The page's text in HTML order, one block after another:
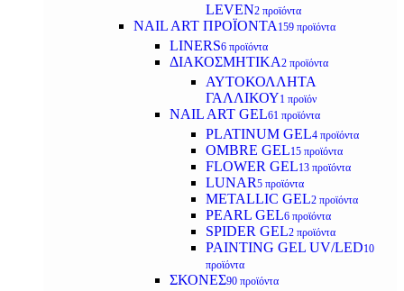
LEVEN2 προϊόντα
NAIL ART ΠΡΟΪΟΝΤΑ 159 προϊόντα
LINERS6 προϊόντα
ΔΙΑΚΟΣΜΗΤΙΚΑ2 προϊόντα
ΑΥΤΟΚΟΛΛΗΤΑ
ΓΑΛΛΙΚΟΥ1 προϊόν
NAIL ART GEL61 προϊόντα
PLATINUM GEL4 προϊόντα
OMBRE GEL15 προϊόντα
FLOWER GEL13 προϊόντα
LUNAR5 προϊόντα
METALLIC GEL2 προϊόντα
PEARL GEL6 προϊόντα
SPIDER GEL2 προϊόντα
PAINTING GEL UV/LED10
προϊόντα
ΣΚΟΝΕΣ90 προϊόντα